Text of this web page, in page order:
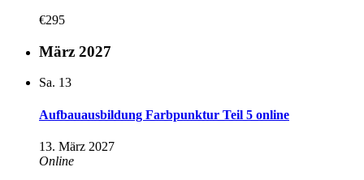
€295
März 2027
Sa. 13
Aufbauausbildung Farbpunktur Teil 5 online
13. März 2027
Online